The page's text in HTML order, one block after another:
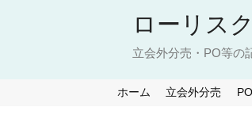
ローリス
立会外分売・PO等の
ホーム 立会外分売 PO